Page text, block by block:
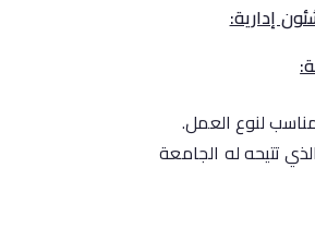
إدارية:
لنوع العمل.
الذي تتيحه له الجامعة